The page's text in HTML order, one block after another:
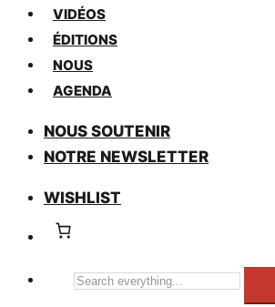
VIDÉOS
ÉDITIONS
NOUS
AGENDA
NOUS SOUTENIR
NOTRE NEWSLETTER
WISHLIST
Search